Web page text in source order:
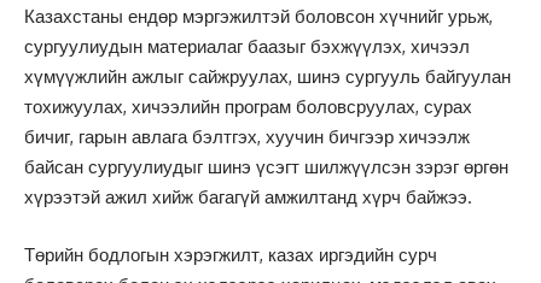
Казахстаны ендөр мэргэжилтэй боловсон хүчнийг урьж,
сургуулиудын материалаг баазыг бэхжүүлэх, хичээл
хүмүүжлийн ажлыг сайжруулах, шинэ сургууль байгуулан
тохижуулах, хичээлийн програм боловсруулах, сурах
бичиг, гарын авлага бэлтгэх, хуучин бичгээр хичээлж
байсан сургуулиудыг шинэ үсэгт шилжүүлсэн зэрэг өргөн
хүрээтэй ажил хийж багагүй амжилтанд хүрч байжээ.
Төрийн бодлогын хэрэгжилт, казах иргэдийн сурч